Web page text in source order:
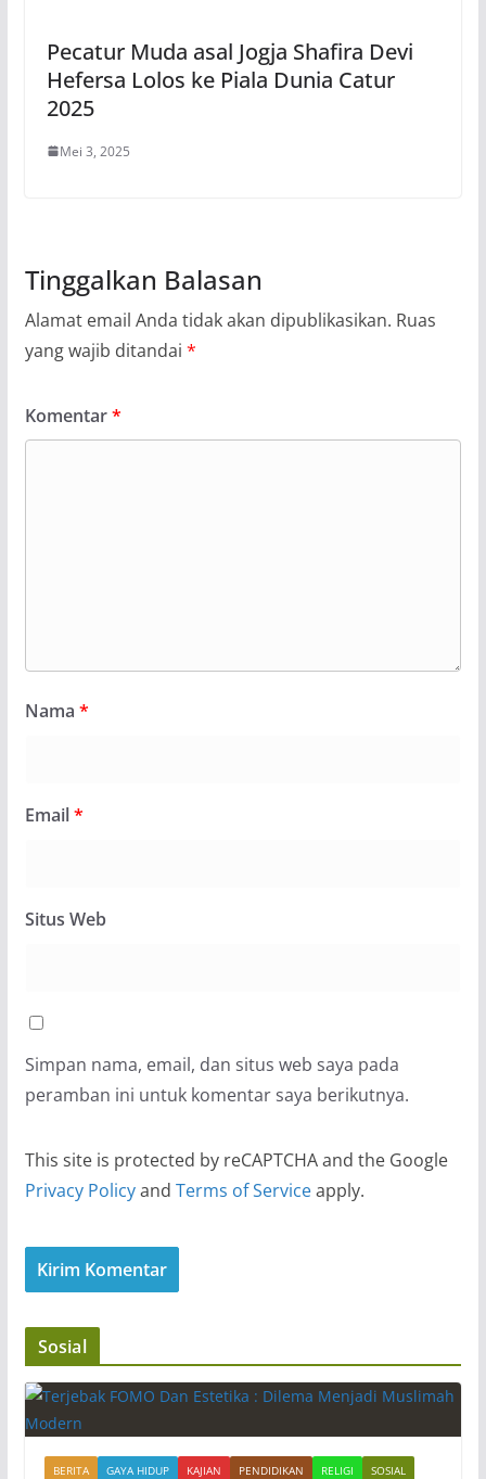
Pecatur Muda asal Jogja Shafira Devi
Hefersa Lolos ke Piala Dunia Catur
2025
Mei 3, 2025
Tinggalkan Balasan
Alamat email Anda tidak akan dipublikasikan. Ruas
yang wajib ditandai *
Komentar*
Nama *
Email*
Situs Web
Simpan nama, email, dan situs web saya pada
peramban ini untuk komentar saya berikutnya.
This site is protected by reCAPTCHA and the Google
Privacy Policyand Terms of Serviceapply.
Sosial
BERITA GAYA HIDUP KAJIAN PENDIDIKAN RELIGI
SOSIAL